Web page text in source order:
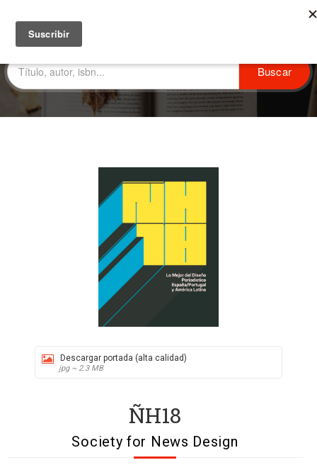
Descargar portada (alta calidad)
jpg ~ 2.3 MB
ÑH18
Society for News Design